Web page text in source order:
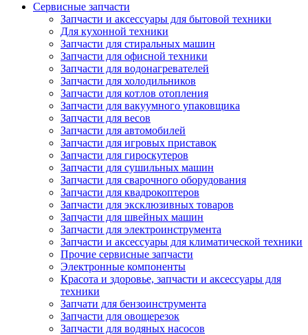
Сервисные запчасти
Запчасти и аксессуары для бытовой техники
Для кухонной техники
Запчасти для стиральных машин
Запчасти для офисной техники
Запчасти для водонагревателей
Запчасти для холодильников
Запчасти для котлов отопления
Запчасти для вакуумного упаковщика
Запчасти для весов
Запчасти для автомобилей
Запчасти для игровых приставок
Запчасти для гироскутеров
Запчасти для сушильных машин
Запчасти для сварочного оборудования
Запчасти для квадрокоптеров
Запчасти для эксклюзивных товаров
Запчасти для швейных машин
Запчасти для электроинструмента
Запчасти и аксессуары для климатической техники
Прочие сервисные запчасти
Электронные компоненты
Красота и здоровье, запчасти и аксессуары для
техники
Запчати для бензоинструмента
Запчасти для овощерезок
Запчасти для водяных насосов